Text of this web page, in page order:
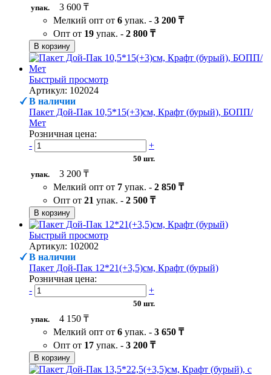
упак.
3 600 ₸
Мелкий опт от 6 упак. - 3 200 ₸
Опт от 19 упак. - 2 800 ₸
В корзину
Быстрый просмотр
Артикул: 102024
В наличии
Пакет Дой-Пак 10,5*15(+3)см, Крафт (бурый), БОПП/
Мет
Розничная цена:
-
+
50 шт.
упак.
3 200 ₸
Мелкий опт от 7 упак. - 2 850 ₸
Опт от 21 упак. - 2 500 ₸
В корзину
Быстрый просмотр
Артикул: 102002
В наличии
Пакет Дой-Пак 12*21(+3,5)см, Крафт (бурый)
Розничная цена:
-
+
50 шт.
упак.
4 150 ₸
Мелкий опт от 6 упак. - 3 650 ₸
Опт от 17 упак. - 3 200 ₸
В корзину